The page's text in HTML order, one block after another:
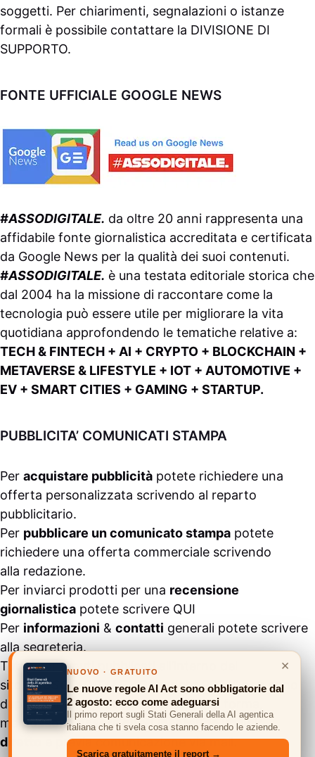
soggetti. Per chiarimenti, segnalazioni o istanze
formali è possibile contattare la DIVISIONE DI
SUPPORTO.
FONTE UFFICIALE GOOGLE NEWS
#ASSODIGITALE. da oltre 20 anni rappresenta una
affidabile fonte giornalistica accreditata e certificata
da Google News per la qualità dei suoi contenuti.
#ASSODIGITALE. è una testata editoriale storica che
dal 2004 ha la missione di raccontare come la
tecnologia può essere utile per migliorare la vita
quotidiana approfondendo le tematiche relative a:
TECH & FINTECH + AI + CRYPTO + BLOCKCHAIN +
METAVERSE & LIFESTYLE + IOT + AUTOMOTIVE +
EV + SMART CITIES + GAMING + STARTUP.
PUBBLICITA’ COMUNICATI STAMPA
Per acquistare pubblicità potete richiedere una
offerta personalizzata scrivendo al reparto
pubblicitario.
Per pubblicare un comunicato stampa potete
richiedere una offerta commerciale scrivendo
alla redazione.
Per inviarci prodotti per una recensione
giornalistica potete scrivere QUI
Per informazioni & contatti generali potete scrivere
alla segreteria.
Tutti i contenuti pubblicati all’interno del
sito #ASSODIGITALE.“Copyright 2024” non sono
duplicabili e/o riproducibili in nessuna forma,
ma possono essere citati inserendo un link
diretto
e previa comunicazione viamail.
×
NUOVO · GRATUITO
Le nuove regole AI Act sono obbligatorie dal
2 agosto: ecco come adeguarsi
Il primo report sugli Stati Generali della AI agentica
italiana che ti svela cosa stanno facendo le aziende.
Scarica gratuitamente il report →